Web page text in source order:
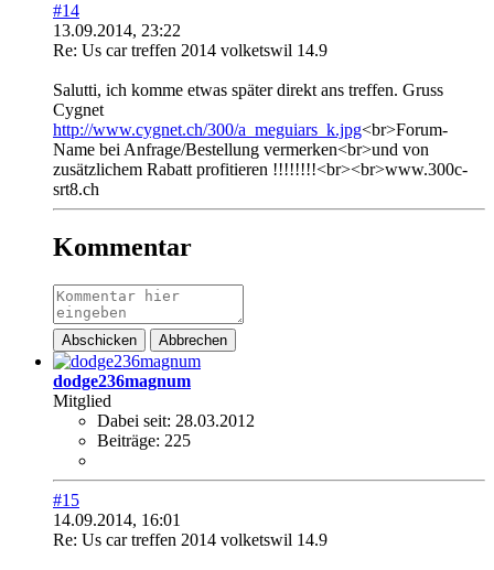
#14
13.09.2014, 23:22
Re: Us car treffen 2014 volketswil 14.9
Salutti, ich komme etwas später direkt ans treffen. Gruss
Cygnet
http://www.cygnet.ch/300/a_meguiars_k.jpg<br>Forum-
Name bei Anfrage/Bestellung vermerken<br>und von
zusätzlichem Rabatt profitieren !!!!!!!!<br><br>www.300c-
srt8.ch
Kommentar
Abschicken Abbrechen
dodge236magnum
Mitglied
Dabei seit: 28.03.2012
Beiträge: 225
#15
14.09.2014, 16:01
Re: Us car treffen 2014 volketswil 14.9